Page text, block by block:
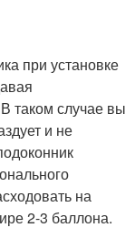
при установке
таком случае вы
и не
на
2-3 баллона.